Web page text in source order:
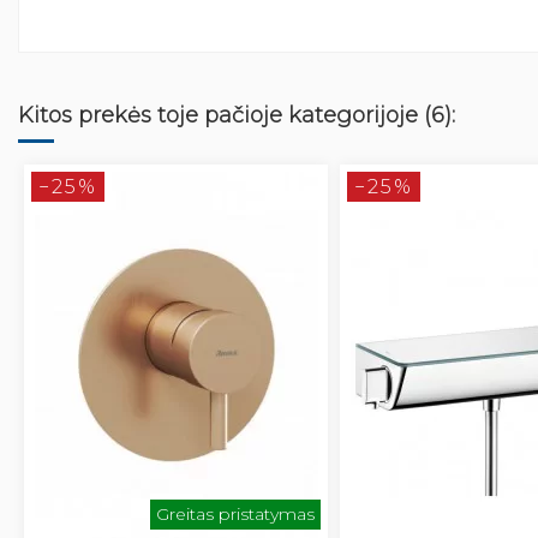
Kitos prekės toje pačioje kategorijoje (6):
−25%
Greitas pristatymas
−25%